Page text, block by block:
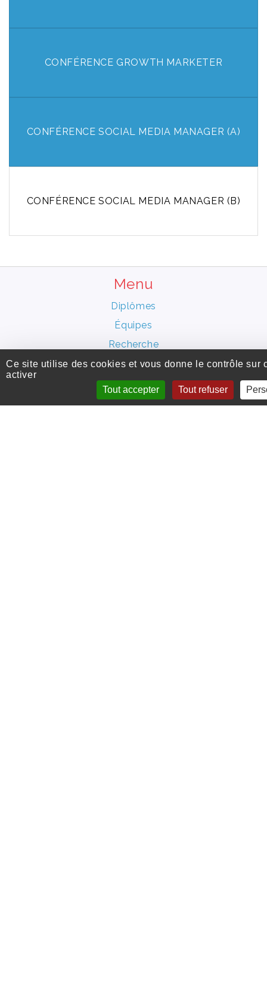
Ce site utilise des cookies et vous donne le contrôle sur
activer
Tout accepter
Tout refuser
CONFÉRENCE GROWTH MARKETER
CONFÉRENCE SOCIAL MEDIA MANAGER (A)
CONFÉRENCE SOCIAL MEDIA MANAGER (B)
Menu
Diplômes
Équipes
Recherche
Insertion pro.
International
UFR